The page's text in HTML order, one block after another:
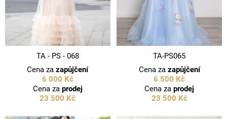
TA - PS - 068
Cena zazapůjčení
6 000 Kč
Cena za prodej
23 500 Kč
TA-PS065
Cena za zapůjčení
6 500 Kč
Cena zaprodej
23 500 Kč